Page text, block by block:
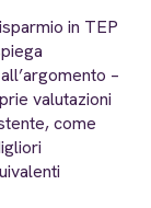
in TEP
–
valutazioni
come